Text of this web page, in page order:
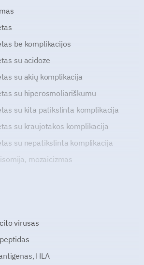
be komplikacijos
su acidoze
su akių komplikacija
su hiperosmoliariškumu
su kita patikslinta komplikacija
su kraujotakos komplikacija
su nepatikslinta komplikacija
mozaicizmas
virusas
HLA